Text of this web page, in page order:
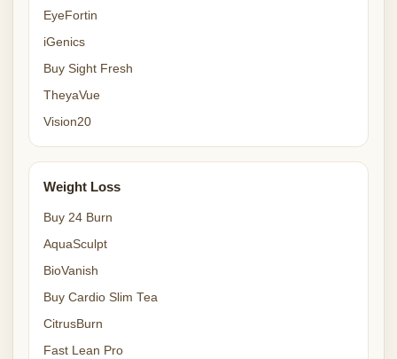
EyeFortin
iGenics
Buy Sight Fresh
TheyaVue
Vision20
Weight Loss
Buy 24 Burn
AquaSculpt
BioVanish
Buy Cardio Slim Tea
CitrusBurn
Fast Lean Pro